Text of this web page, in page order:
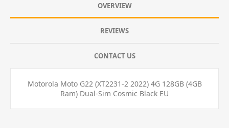
OVERVIEW
REVIEWS
CONTACT US
Motorola Moto G22 (XT2231-2 2022) 4G 128GB (4GB
Ram) Dual-Sim Cosmic Black EU